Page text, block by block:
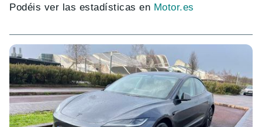
Podéis ver las estadísticas en Motor.es